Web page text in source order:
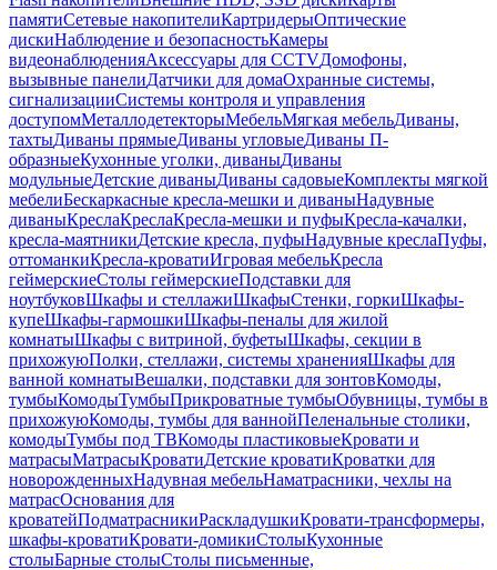
памятиСетевые накопителиКартридерыОптические
дискиНаблюдение и безопасностьКамеры
видеонаблюденияАксессуары для CCTVДомофоны,
вызывные панелиДатчики для домаОхранные системы,
сигнализацииСистемы контроля и управления
доступомМеталлодетекторыМебельМягкая мебельДиваны,
тахтыДиваны прямыеДиваны угловыеДиваны П-
образныеКухонные уголки, диваныДиваны
модульныеДетские диваныДиваны садовыеКомплекты мягкой
мебелиБескаркасные кресла-мешки и диваныНадувные
диваныКреслаКреслаКресла-мешки и пуфыКресла-качалки,
кресла-маятникиДетские кресла, пуфыНадувные креслаПуфы,
оттоманкиКресла-кроватиИгровая мебельКресла
геймерскиеСтолы геймерскиеПодставки для
ноутбуковШкафы и стеллажиШкафыСтенки, горкиШкафы-
купеШкафы-гармошкиШкафы-пеналы для жилой
комнатыШкафы с витриной, буфетыШкафы, секции в
прихожуюПолки, стеллажи, системы храненияШкафы для
ванной комнатыВешалки, подставки для зонтовКомоды,
тумбыКомодыТумбыПрикроватные тумбыОбувницы, тумбы в
прихожуюКомоды, тумбы для ваннойПеленальные столики,
комодыТумбы под ТВКомоды пластиковыеКровати и
матрасыМатрасыКроватиДетские кроватиКроватки для
новорожденныхНадувная мебельНаматрасники, чехлы на
матрасОснования для
кроватейПодматрасникиРаскладушкиКровати-трансформеры,
шкафы-кроватиКровати-домикиСтолыКухонные
столыБарные столыСтолы письменные,